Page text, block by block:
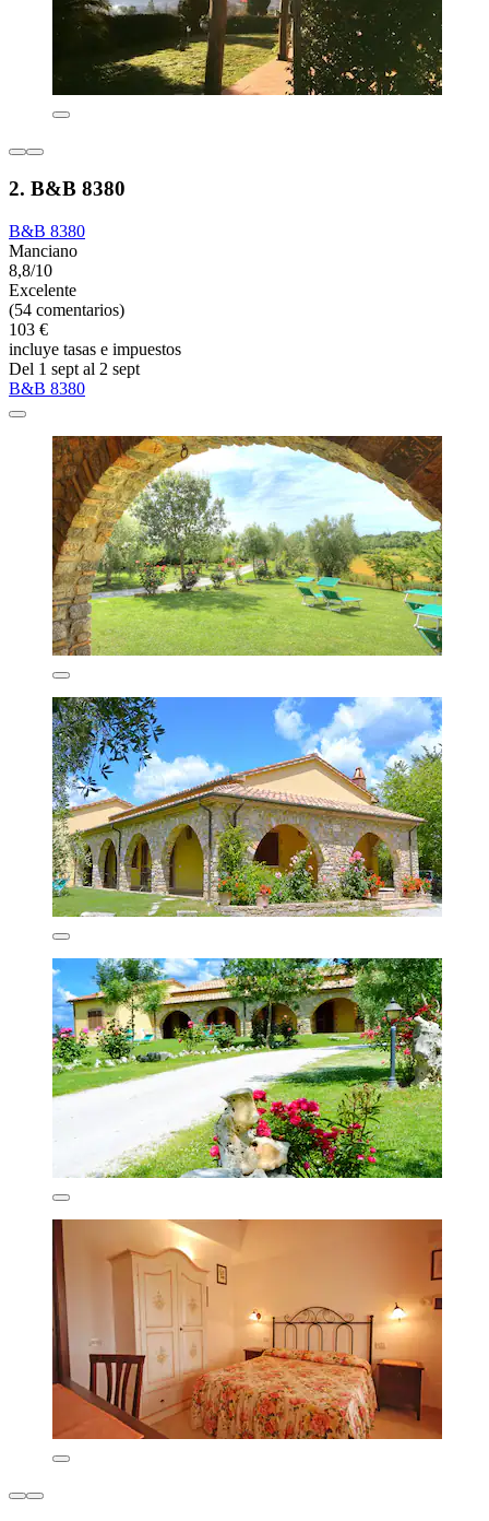
2. B&B 8380
B&B 8380
Manciano
8,8/10
Excelente
(54 comentarios)
103 €
incluye tasas e impuestos
Del 1 sept al 2 sept
B&B 8380